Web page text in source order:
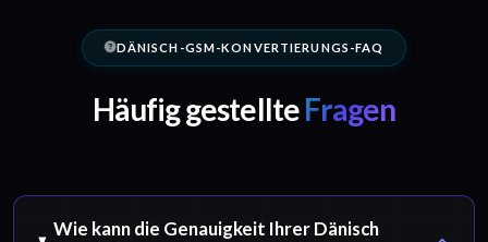
DÄNISCH-GSM-KONVERTIERUNGS-FAQ
Häufig gestellteFragen
Wie kann die Genauigkeit Ihrer Dänisch